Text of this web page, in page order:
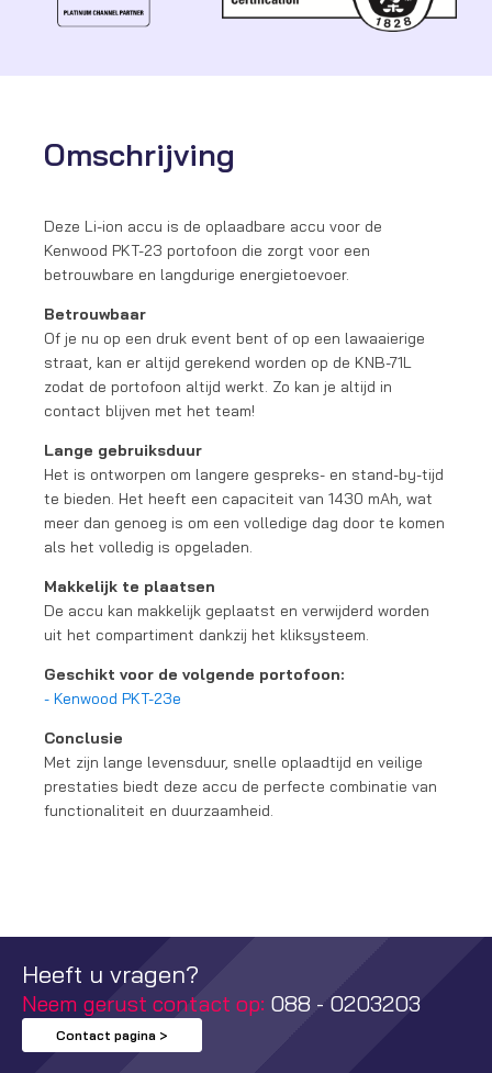
Omschrijving
Deze Li-ion accu is de oplaadbare accu voor de
Kenwood PKT-23 portofoon die zorgt voor een
betrouwbare en langdurige energietoevoer.
Betrouwbaar
Of je nu op een druk event bent of op een lawaaierige
straat, kan er altijd gerekend worden op de KNB-71L
zodat de portofoon altijd werkt. Zo kan je altijd in
contact blijven met het team!
Lange gebruiksduur
Het is ontworpen om langere gespreks- en stand-by-tijd
te bieden. Het heeft een capaciteit van 1430 mAh, wat
meer dan genoeg is om een volledige dag door te komen
als het volledig is opgeladen.
Makkelijk te plaatsen
De accu kan makkelijk geplaatst en verwijderd worden
uit het compartiment dankzij het kliksysteem.
Geschikt voor de volgende portofoon:
- Kenwood PKT-23e
Conclusie
Met zijn lange levensduur, snelle oplaadtijd en veilige
prestaties biedt deze accu de perfecte combinatie van
functionaliteit en duurzaamheid.
Heeft u vragen?
Neem gerust contact op: 088 - 0203203
Contact pagina >